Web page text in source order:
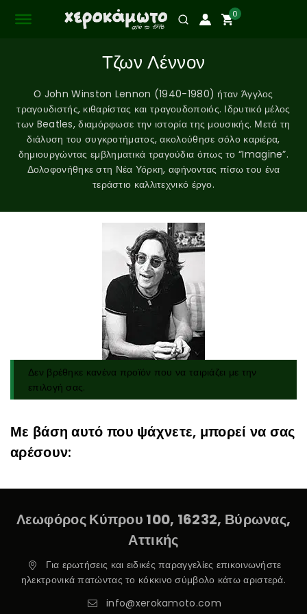
0
Τζων Λέννον
Ο John Winston Lennon (1940-1980) ήταν Άγγλος
τραγουδιστής, κιθαρίστας και τραγουδοποιός. Ιδρυτικό μέλος
των Beatles, διαμόρφωσε την ιστορία της μουσικής. Μετά τη
διάλυση του συγκροτήματος, ακολούθησε σόλο καριέρα,
δημιουργώντας εμβληματικά τραγούδια όπως το “Imagine”.
Δολοφονήθηκε στη Νέα Υόρκη, αφήνοντας πίσω του ένα
τεράστιο καλλιτεχνικό έργο.
Δεν βρέθηκε κανένα προϊόν που να ταιριάζει με την
επιλογή σας.
Με βάση αυτό που ψάχνετε, μπορεί να σας
αρέσουν:
Λεωφόρος Κύπρου 100, 16232, Βύρωνας,
Αττικής
Για ερωτήσεις και ειδικές παραγγελίες επικοινωνήστε
ηλεκτρονικά πατώντας το κόκκινο σύμβολο κάτω αριστερά.
info@xerokamoto.com